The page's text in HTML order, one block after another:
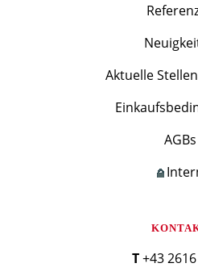
Aktuelle
AGBs
T +43